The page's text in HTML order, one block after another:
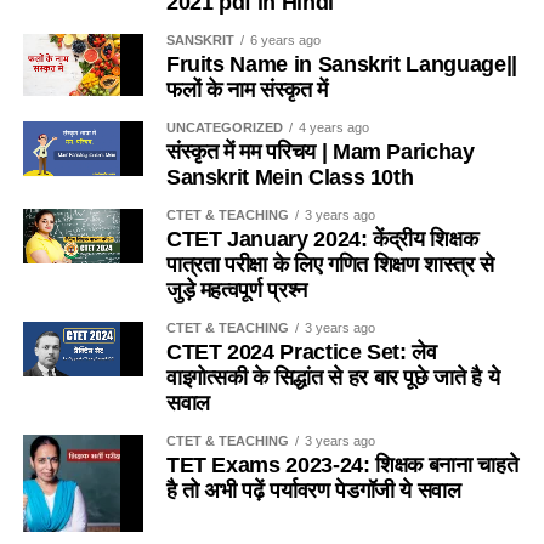
(c) मिज़ोरम
(b) मणिपुर
Ans a
Q.8 निम्नलिखित में से उन जिम्मेदारियों को चुनिए जिन्हें पर्वतारोहण
(माउंटेनियरिंग) के ग्रुप लीडर निभाते
(A) ग्रुप के आगे चलना ताकि ग्रुप पीछे-पीछे चले।
(B) उन प्रतिभागियों को रूकने के लिए कहना जो उचित प्रकार से चढने
(C) सामान उठाने में प्रतिभागियों की सहायता करना।
(D) प्रतिभागियों के रूकने और विश्राम करने के लिए उचित स्थान ढूंढना।
(c) उनमें अपनी दिनचर्या में निरंतर बदलाव की इच्छा होती है।
(d) उनमें संवेदिक सूचना के प्रति उच्च स्तरीय संवेदनशीलता होती है।
Ans- (d)
Q. राष्ट्रीय शिक्षा नीति 2020 के अनुसार, एक शिक्षक को शिक्षण-अधिगम
प्रक्रिया के दौरान प्राइमरी स्कूल के बच्चों से संप्रेक्षण के लिए किस भाषा
का प्रयोग करना चाहिए?
(a) केवल क्षेत्रीय भाषा का
(b) केवल हिन्दी भाषा का
(d) बच्चों की मातृभाषा का
Ans-(d)
called principle of ———.
विकास अनुदैर्ध्य (अधोमुखी) अक्ष की दिशा में आगे बढ़ता हैं। विकास का यह
सिद्धांत क्या कहलाता हैं?
A. समीपदूराभिमुख
B. पारस्परिकता
C. शीर्षगामी
Ans- C
समकालीन सिद्धान्त बचपन’ को ——– मानते हैं
A. एक सामाजिक संरचना
SANSKRIT 6 years ago
Fruits Name in Sanskrit Language||
फलों के नाम संस्कृत में
UNCATEGORIZED 4 years ago
संस्कृत में मम परिचय | Mam Parichay
Sanskrit Mein Class 10th
CTET & TEACHING 3 years ago
CTET January 2024: केंद्रीय शिक्षक
पात्रता परीक्षा के लिए गणित शिक्षण शास्त्र से
जुड़े महत्वपूर्ण प्रश्न
CTET & TEACHING 3 years ago
CTET 2024 Practice Set: लेव
वाइगोत्सकी के सिद्धांत से हर बार पूछे जाते है ये
सवाल
CTET & TEACHING 3 years ago
TET Exams 2023-24: शिक्षक बनाना चाहते
है तो अभी पढ़ें पर्यावरण पेडगॉजी ये सवाल